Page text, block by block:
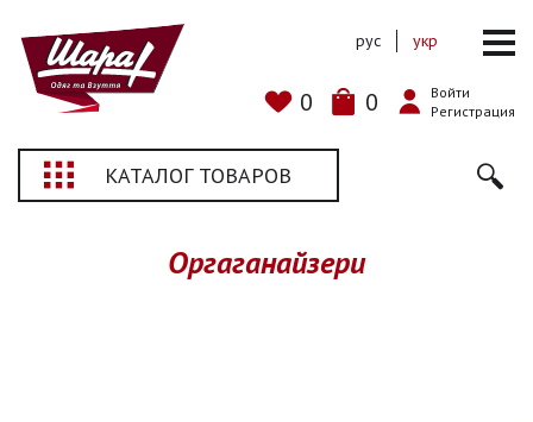
0 0
Войти
Регистрация
рус укр
КАТАЛОГ ТОВАРОВ
Оргаганайзери